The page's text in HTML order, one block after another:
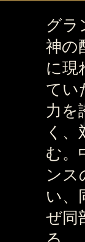
グラ
神の
に現
てい
力を
く
む。
ンス
い、
ぜ同